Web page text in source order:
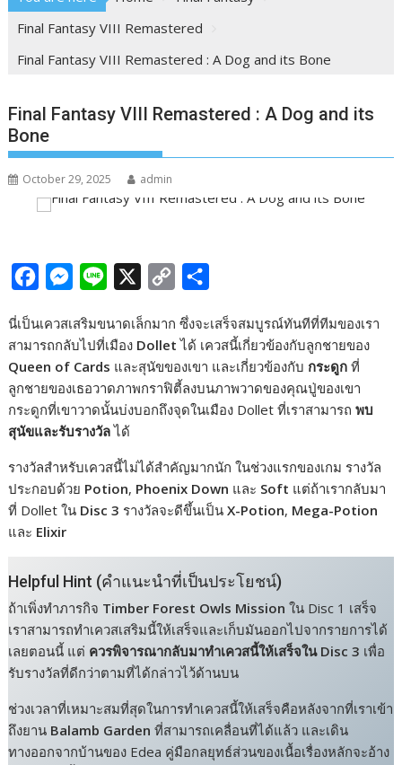
Final Fantasy VIII Remastered
Final Fantasy VIII Remastered : A Dog and its Bone
Final Fantasy VIII Remastered : A Dog and its
Bone
October 29, 2025 admin
c
b
o
o
k
M
s
e
n
g
e
r
n
p
L
i
k
a
e
นี่เป็นเควสเสริมขนาดเล็กมาก ซึ่งจะเสร็จสมบูรณ์ทันทีที่ทีมของเรา
สามารถกลับไปที่เมือง Dollet ได้ เควสนี้เกี่ยวข้องกับลูกชายของ
Queen of Cards และสุนัขของเขา และเกี่ยวข้องกับ กระดูก ที่
ลูกชายของเธอวาดภาพกราฟิตี้ลงบนภาพวาดของคุณปู่ของเขา
กระดูกที่เขาวาดนั้นบ่งบอกถึงจุดในเมือง Dollet ที่เราสามารถพบ
สุนัขและรับรางวัลได้
รางวัลสำหรับเควสนี้ไม่ได้สำคัญมากนัก ในช่วงแรกของเกม รางวัล
ประกอบด้วย Potion, Phoenix Down และ Soft แต่ถ้าเรากลับมา
ที่ Dollet ใน Disc 3 รางวัลจะดีขึ้นเป็นX-Potion, Mega-Potion
และ Elixir
Helpful Hint (คำแนะนำที่เป็นประโยชน์)
ถ้าเพิ่งทำภารกิจ Timber Forest Owls Mission ใน Disc 1 เสร็จ
เราสามารถทำเควสเสริมนี้ให้เสร็จและเก็บมันออกไปจากรายการได้
เลยตอนนี้ แต่ ควรพิจารณากลับมาทำเควสนี้ให้เสร็จใน Disc 3 เพื่อ
รับรางวัลที่ดีกว่าตามที่ได้กล่าวไว้ด้านบน
ช่วงเวลาที่เหมาะสมที่สุดในการทำเควสนี้ให้เสร็จคือหลังจากที่เราเข้า
ถึงยาน Balamb Garden ที่สามารถเคลื่อนที่ได้แล้ว และเดิน
ทางออกจากบ้านของ Edea คู่มือกลยุทธ์ส่วนของเนื้อเรื่องหลักจะอ้าง